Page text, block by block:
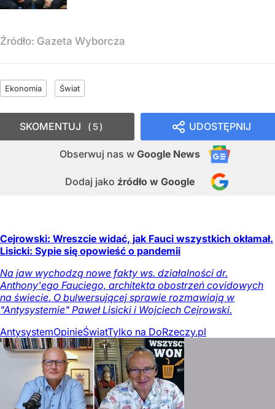
Źródło: Gazeta Wyborcza
Ekonomia Świat
UDOSTĘPNIJ
Obserwuj nas w Google News
Dodaj jako źródło w Google
SKOMENTUJ 5
Cejrowski: Wreszcie widać, jak Fauci wszystkich okłamał.
Lisicki: Sypie się opowieść o pandemii
Na jaw wychodzą nowe fakty ws. działalności dr.
Anthony'ego Fauciego, architekta obostrzeń covidowych
na świecie. O bulwersującej sprawie rozmawiają w
"Antysystemie" Paweł Lisicki i Wojciech Cejrowski.
AntysystemOpinieŚwiatTylko na DoRzeczy.pl